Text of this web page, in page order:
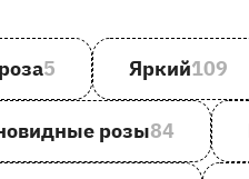
5 Яркий109
розы84